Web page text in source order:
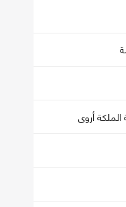
أروى